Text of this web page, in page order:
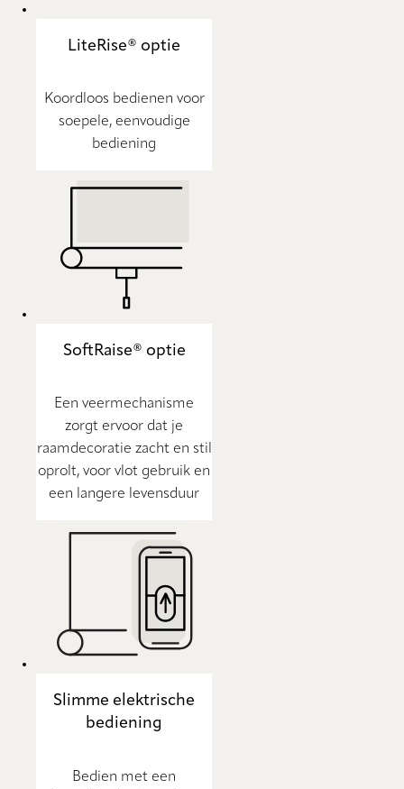
LiteRise® optie
Koordloos bedienen voor
soepele, eenvoudige
bediening
SoftRaise® optie
Een veermechanisme
zorgt ervoor dat je
raamdecoratie zacht en stil
oprolt, voor vlot gebruik en
een langere levensduur
Slimme elektrische
bediening
Bedien met een